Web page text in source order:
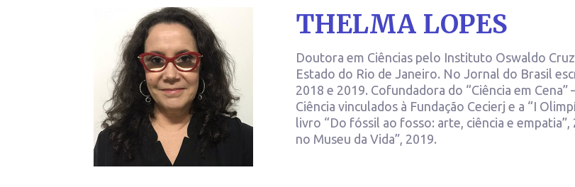
THELMA LOPES
Doutora em Ciências pelo Instituto Oswaldo
Estado do Rio de Janeiro. No Jornal do Brasil
2018 e 2019. Cofundadora do “Ciência em
Ciência vinculados à Fundação Cecierj e a “I
livro “Do fóssil ao fosso: arte, ciência e
no Museu da Vida”, 2019.